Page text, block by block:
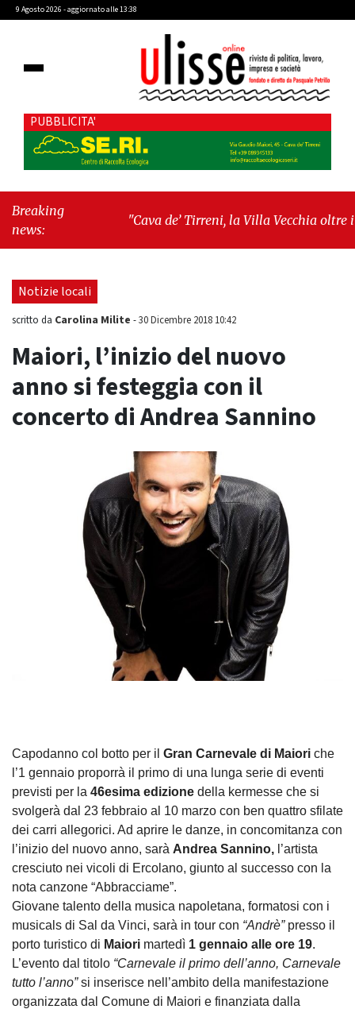
9 Agosto 2026 - aggiornato alle 13:38
PUBBLICITA'
Breaking
news:
"Cava de’ Tirreni, la Villa Vecchia oltre i
seduta consiliare: “Serve chiarezza!”"
Notizie locali
scritto da Carolina Milite -30 Dicembre 2018 10:42
Maiori, l’inizio del nuovo
anno si festeggia con il
concerto di Andrea Sannino
Capodanno col botto per il Gran Carnevale di Maiori che
l’1 gennaio proporrà il primo di una lunga serie di eventi
previsti per la 46esima edizione della kermesse che si
svolgerà dal 23 febbraio al 10 marzo con ben quattro sfilate
dei carri allegorici. Ad aprire le danze, in concomitanza con
l’inizio del nuovo anno, sarà Andrea Sannino, l’artista
cresciuto nei vicoli di Ercolano, giunto al successo con la
nota canzone “Abbracciame”.
Giovane talento della musica napoletana, formatosi con i
musicals di Sal da Vinci, sarà in tour con “Andrè”presso il
porto turistico di Maiori martedì 1 gennaio alle ore 19.
L’evento dal titolo “Carnevale il primo dell’anno, Carnevale
tutto l’anno”si inserisce nell’ambito della manifestazione
organizzata dal Comune di Maiori e finanziata dalla